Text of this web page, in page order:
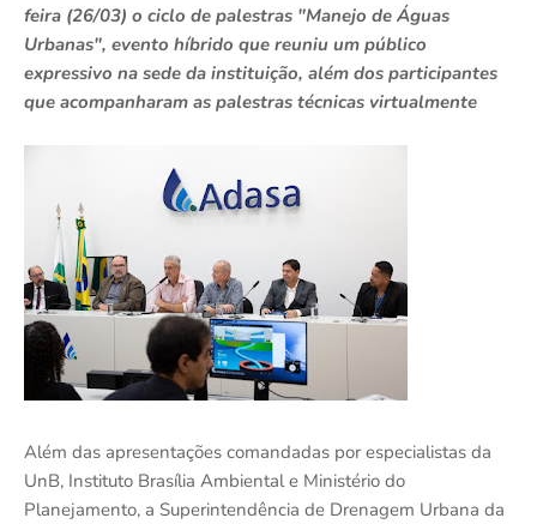
feira (26/03) o ciclo de palestras "Manejo de Águas
Urbanas", evento híbrido que reuniu um público
expressivo na sede da instituição, além dos participantes
que acompanharam as palestras técnicas virtualmente
Além das apresentações comandadas por especialistas da
UnB, Instituto Brasília Ambiental e Ministério do
Planejamento, a Superintendência de Drenagem Urbana da